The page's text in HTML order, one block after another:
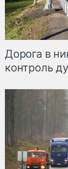
Дорога в
контроль